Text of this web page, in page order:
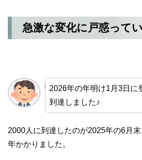
急激な変化に戸惑って
2026年の年明け1月3日に
到達しました♪
2000人に到達したのが2025年の6月
年かかりました。